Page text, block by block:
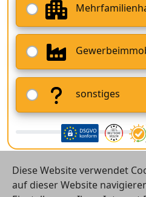
sonstiges
Diese Website verwendet
auf dieser Website